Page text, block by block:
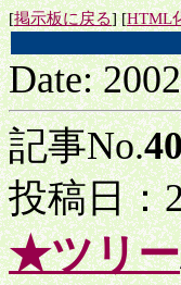
[掲示板に戻る] [HTML
Date:
記事No.
投稿日：
★ツリー